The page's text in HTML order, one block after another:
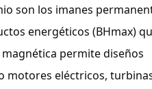
son los imanes
energéticos (BHmax)
magnética permite diseños
motores eléctricos,